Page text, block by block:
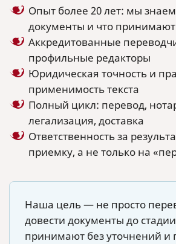
Опыт более 20 лет: мы
документы и что
Аккредитованные
профильные редакторы
Юридическая точность и
применимость текста
Полный цикл: перевод,
легализация, доставка
Ответственность за
приемку, а не только на
Наша цель — не просто
довести документы до
принимают без уточнений и